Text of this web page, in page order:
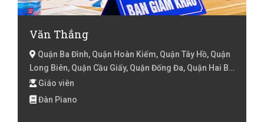
Văn Thắng
Quận Ba Đình, Quận Hoàn Kiếm, Quận Tây Hồ, Quận
Long Biên, Quận Cầu Giấy, Quận Đống Đa, Quận Hai Bà
Trưng, Quận Hoàng Mai, Quận Thanh Xuân, Hà Nội
Giáo viên
Đàn Piano